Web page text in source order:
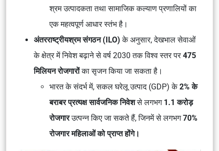
श्रम उत्पादकता तथा सामाजिक कल्याण प्रणालियों का
एक महत्वपूर्ण आधार स्तंभ है।
अंतरराष्ट्रीयश्रम संगठन (ILO) के अनुसार, देखभाल सेवाओं
के क्षेत्र में निवेश बढ़ाने से वर्ष 2030 तक विश्व स्तर पर 475
मिलियन रोजगारोंका सृजन किया जा सकता है।
भारत के संदर्भ में, सकल घरेलू उत्पाद (GDP) के2% के
बराबर प्रत्यक्ष सार्वजनिक निवेशसे लगभग 1.1 करोड़
रोजगारउत्पन्न किए जा सकते हैं, जिनमें से लगभग70%
रोजगार महिलाओं को प्राप्त होंगे।